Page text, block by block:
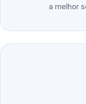
a melhor